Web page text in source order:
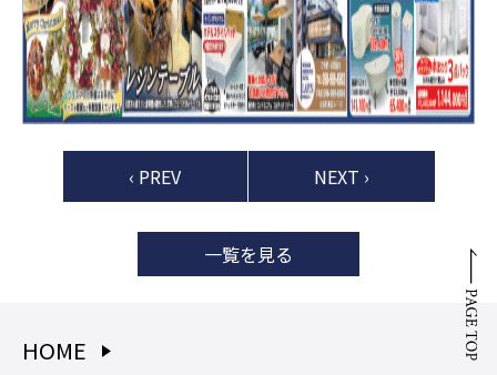
‹ PREV NEXT ›
一覧を見る
HOME